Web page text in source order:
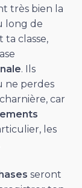
très bien la
long de
ta classe,
. Ils
ne perdes
car
les
seront